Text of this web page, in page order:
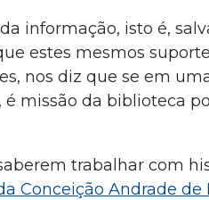
informação, isto é,
estes mesmos
nos diz que se em
missão da biblioteca
trabalhar com
Conceição Andrade de